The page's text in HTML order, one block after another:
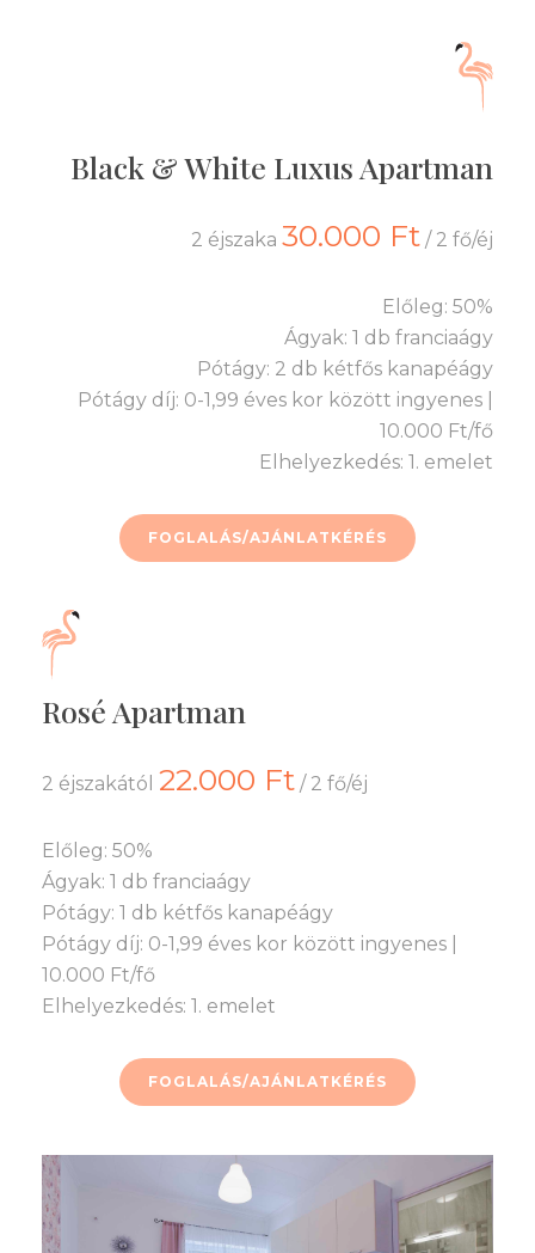
Black & White Luxus Apartman
2 éjszaka 30.000 Ft / 2 fő/éj
Előleg: 50%
Ágyak: 1 db franciaágy
Pótágy: 2 db kétfős kanapéágy
Pótágy díj: 0-1,99 éves kor között ingyenes |
10.000 Ft/fő
Elhelyezkedés: 1. emelet
FOGLALÁS/AJÁNLATKÉRÉS
Rosé Apartman
2 éjszakától 22.000 Ft / 2 fő/éj
Előleg: 50%
Ágyak: 1 db franciaágy
Pótágy: 1 db kétfős kanapéágy
Pótágy díj: 0-1,99 éves kor között ingyenes |
10.000 Ft/fő
Elhelyezkedés: 1. emelet
FOGLALÁS/AJÁNLATKÉRÉS